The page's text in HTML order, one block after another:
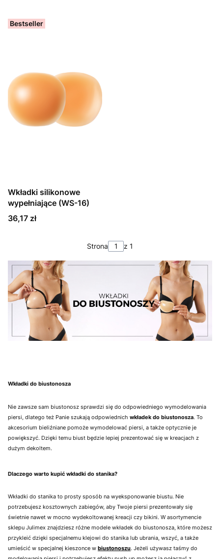
Bestseller
Wkładki silikonowe
wypełniające (WS-16)
Cena
36,17 zł
Strona z 1
Wkładki do biustonosza
Nie zawsze sam biustonosz sprawdzi się do odpowiedniego wymodelowania
piersi, dlatego też Panie szukają odpowiednich wkładek do biustonosza. To
akcesorium bieliźniane pomoże wymodelować piersi, a także optycznie je
powiększyć. Dzięki temu biust będzie lepiej prezentować się w kreacjach z
dużym dekoltem.
Dlaczego warto kupić wkładki do stanika?
Wkładki do stanika to prosty sposób na wyeksponowanie biustu. Nie
potrzebujesz kosztownych zabiegów, aby Twoje piersi prezentowały się
świetnie nawet w mocno wydekoltowanej kreacji czy bikini. W asortymencie
sklepu Julimex znajdziesz różne modele wkładek do biustonosza, które możesz
przykleić dzięki specjalnemu klejowi do stanika lub ubrania, wszyć, a także
umieścić w specjalnej kieszonce w biustonoszu. Jeżeli używasz taśmy do